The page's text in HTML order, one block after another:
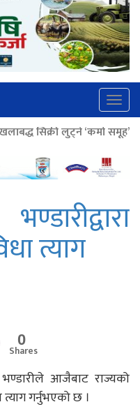
समूह’का नाइकेसहित पाँच
त्याग
0
Shares
भण्डारीले आजैबाट राज्यको
गर्नुभएको छ ।